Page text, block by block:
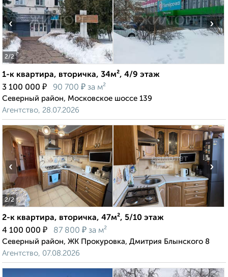
2/2
‹ ›
1-к квартира, вторичка, 34м², 4/9 этаж
3 100 000 ₽ 90 700 ₽ за м²
Северный район, Московское шоссе 139
Агентство, 28.07.2026
2/2
‹ ›
2-к квартира, вторичка, 47м², 5/10 этаж
4 100 000 ₽ 87 800 ₽ за м²
Северный район, ЖК Прокуровка, Дмитрия Блынского 8
Агентство, 07.08.2026